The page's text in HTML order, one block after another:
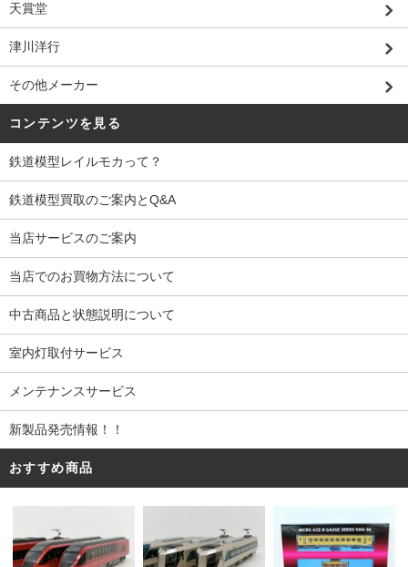
天賞堂
津川洋行
その他メーカー
コンテンツを見る
鉄道模型レイルモカって？
鉄道模型買取のご案内とQ&A
当店サービスのご案内
当店でのお買物方法について
中古商品と状態説明について
室内灯取付サービス
メンテナンスサービス
新製品発売情報！！
おすすめ商品